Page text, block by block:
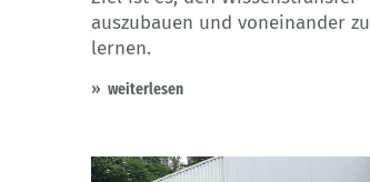
auszubauen und voneinander zu
lernen.
weiterlesen